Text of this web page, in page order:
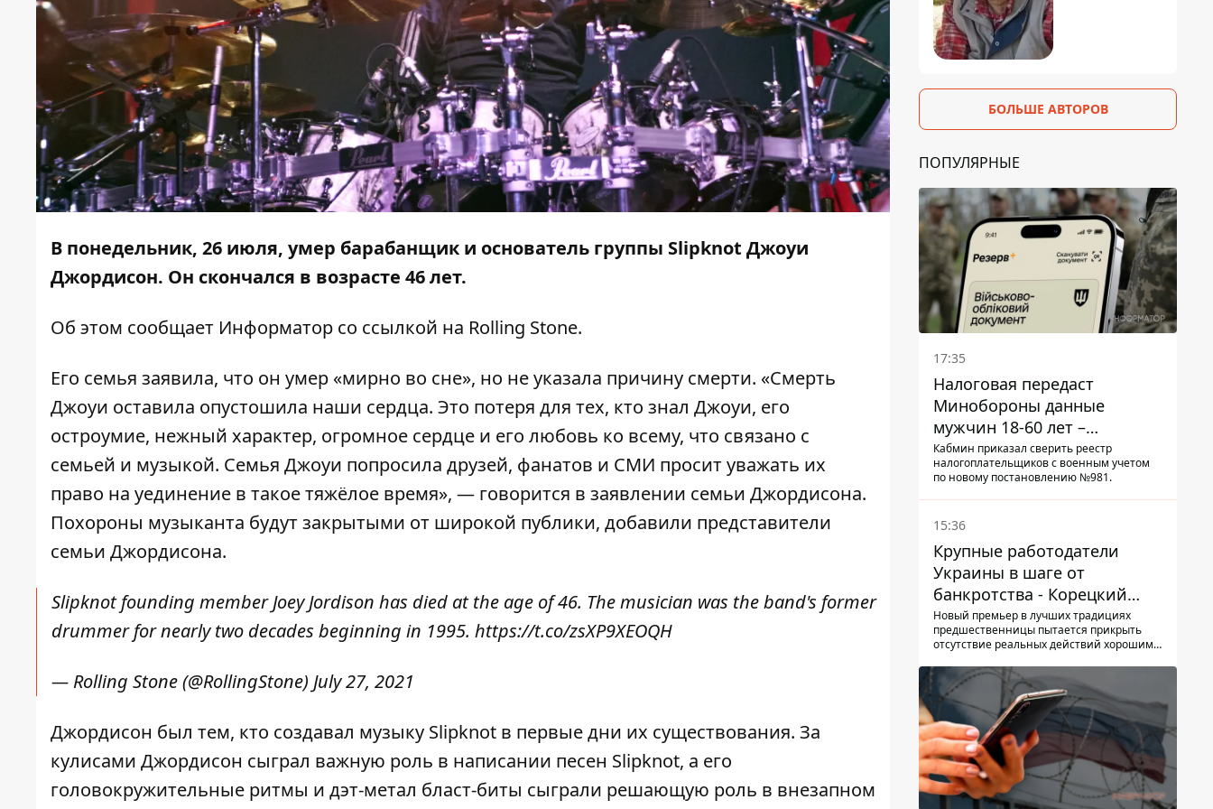
В понедельник, 26 июля, умер барабанщик и основатель группы Slipknot Джоуи
Джордисон. Он скончался в возрасте 46 лет.
Об этом сообщает Информатор со ссылкой на Rolling Stone.
Его семья заявила, что он умер «мирно во сне», но не указала причину смерти. «Смерть
Джоуи оставила опустошила наши сердца. Это потеря для тех, кто знал Джоуи, его
остроумие, нежный характер, огромное сердце и его любовь ко всему, что связано с
семьей и музыкой. Семья Джоуи попросила друзей, фанатов и СМИ просит уважать их
право на уединение в такое тяжёлое время», — говорится в заявлении семьи Джордисона.
Похороны музыканта будут закрытыми от широкой публики, добавили представители
семьи Джордисона.
Slipknot founding member Joey Jordison has died at the age of 46. The musician was the band's former
drummer for nearly two decades beginning in 1995. https://t.co/zsXP9XEOQH
— Rolling Stone (@RollingStone) July 27, 2021
Джордисон был тем, кто создавал музыку Slipknot в первые дни их существования. За
кулисами Джордисон сыграл важную роль в написании песен Slipknot, а его
головокружительные ритмы и дэт-метал бласт-биты сыграли решающую роль в внезапном
БОЛЬШЕ АВТОРОВ
ПОПУЛЯРНЫЕ
17:35
Налоговая передаст
Минобороны данные
мужчин 18-60 лет –
постановление Кабмина
Кабмин приказал сверить реестр
налогоплательщиков с военным учетом
по новому постановлению №981.
15:36
Крупные работодатели
Украины в шаге от
банкротства - Корецкий
обещает им… новые склады
Новый премьер в лучших традициях
предшественницы пытается прикрыть
отсутствие реальных действий хорошими